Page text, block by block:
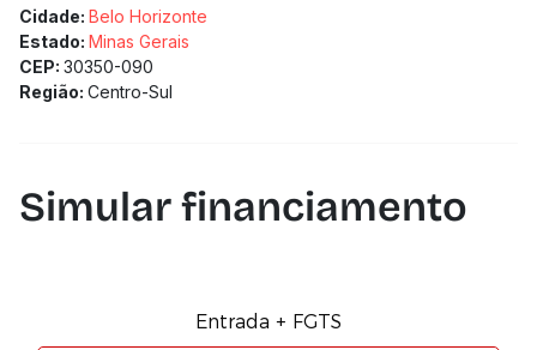
Cidade: Belo Horizonte
Estado: Minas Gerais
CEP: 30350-090
Região: Centro-Sul
Simular financiamento